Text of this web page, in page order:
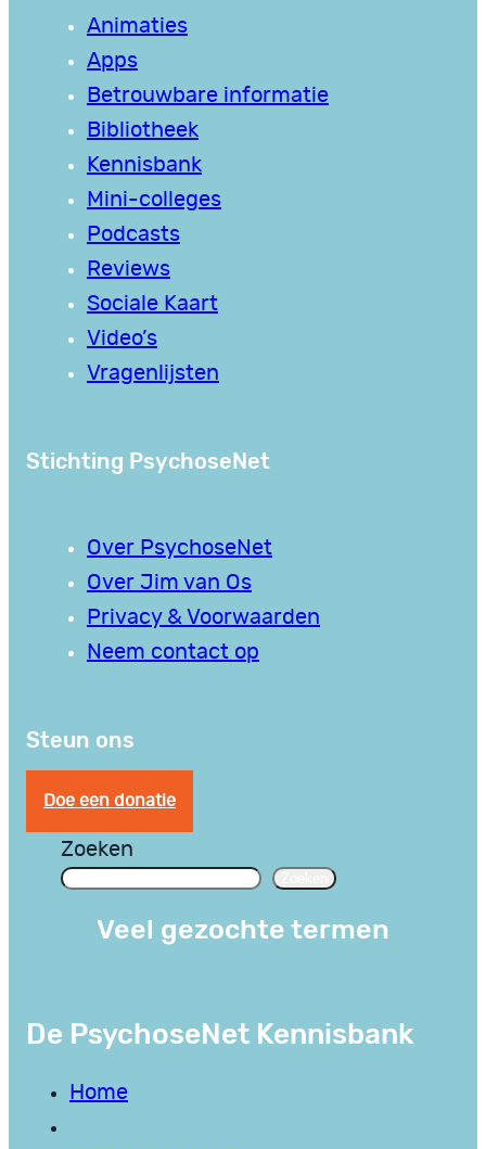
Animaties
Apps
Betrouwbare informatie
Bibliotheek
Kennisbank
Mini-colleges
Podcasts
Reviews
Sociale Kaart
Video’s
Vragenlijsten
Stichting PsychoseNet
Over PsychoseNet
Over Jim van Os
Privacy & Voorwaarden
Neem contact op
Steun ons
Doe een donatie
Zoeken
Veel gezochte termen
De PsychoseNet Kennisbank
Home